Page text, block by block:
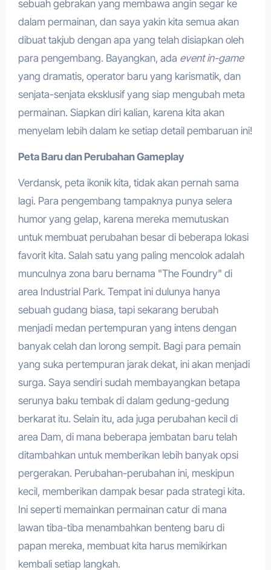
sebuah gebrakan yang membawa angin segar ke
dalam permainan, dan saya yakin kita semua akan
dibuat takjub dengan apa yang telah disiapkan oleh
para pengembang. Bayangkan, ada event in-game
yang dramatis, operator baru yang karismatik, dan
senjata-senjata eksklusif yang siap mengubah meta
permainan. Siapkan diri kalian, karena kita akan
menyelam lebih dalam ke setiap detail pembaruan ini!
Peta Baru dan Perubahan Gameplay
Verdansk, peta ikonik kita, tidak akan pernah sama
lagi. Para pengembang tampaknya punya selera
humor yang gelap, karena mereka memutuskan
untuk membuat perubahan besar di beberapa lokasi
favorit kita. Salah satu yang paling mencolok adalah
munculnya zona baru bernama "The Foundry" di
area Industrial Park. Tempat ini dulunya hanya
sebuah gudang biasa, tapi sekarang berubah
menjadi medan pertempuran yang intens dengan
banyak celah dan lorong sempit. Bagi para pemain
yang suka pertempuran jarak dekat, ini akan menjadi
surga. Saya sendiri sudah membayangkan betapa
serunya baku tembak di dalam gedung-gedung
berkarat itu. Selain itu, ada juga perubahan kecil di
area Dam, di mana beberapa jembatan baru telah
ditambahkan untuk memberikan lebih banyak opsi
pergerakan. Perubahan-perubahan ini, meskipun
kecil, memberikan dampak besar pada strategi kita.
Ini seperti memainkan permainan catur di mana
lawan tiba-tiba menambahkan benteng baru di
papan mereka, membuat kita harus memikirkan
kembali setiap langkah.